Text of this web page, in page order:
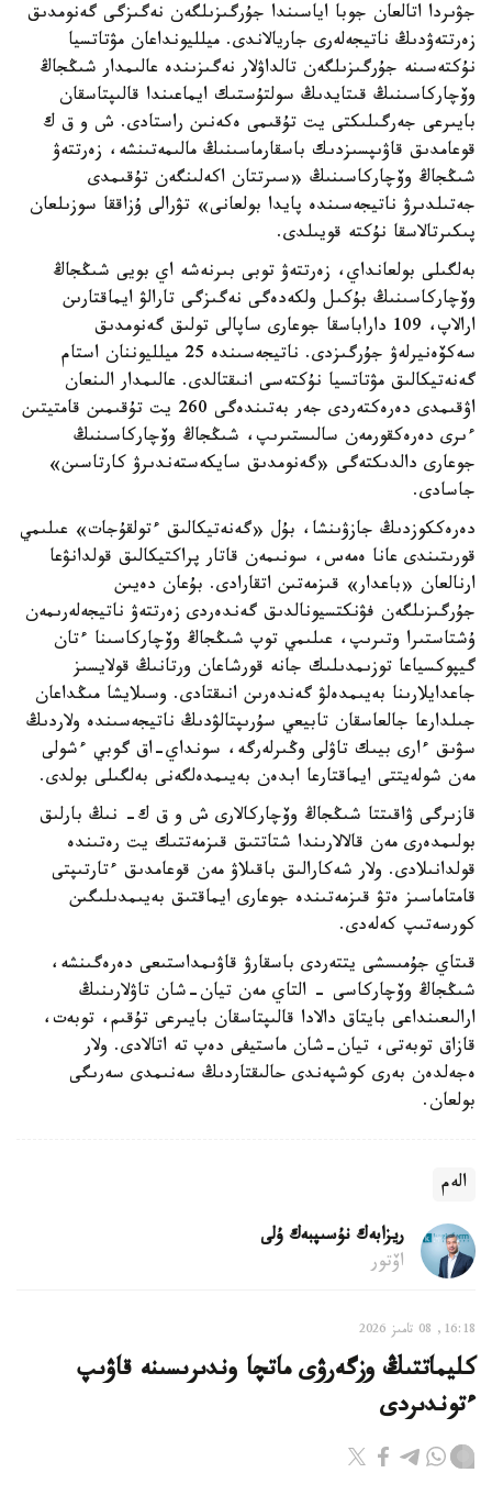
جۋىردا اتالعان جوبا اياسىندا جۇرگىزىلگەن نەگىزگى گەنومدىق
زەرتتەۋدىڭ ناتيجەلەرى جاريالاندى. ميلليونداعان مۋتاتسيا
نۇكتەسىنە جۇرگىزىلگەن تالداۋلار نەگىزىندە عالىمدار شىڭجاڭ
وۆچاركاسىنىڭ قىتايدىڭ سولتۇستىك ايماعىندا قالىپتاسقان
بايىرعى جەرگىلىكتى يت تۇقىمى ەكەنىن راستادى. ش و ق ك
قوعامدىق قاۋىپسىزدىك باسقارماسىنىڭ مالىمەتىنشە، زەرتتەۋ
شىڭجاڭ وۆچاركاسىنىڭ «سىرتتان اكەلىنگەن تۇقىمدى
جەتىلدىرۋ ناتيجەسىندە پايدا بولعانى» تۋرالى ۇزاققا سوزىلعان
پىكىرتالاسقا نۇكتە قويىلدى.
بەلگىلى بولعانداي، زەرتتەۋ توبى بىرنەشە اي بويى شىڭجاڭ
وۆچاركاسىنىڭ بۇكىل ولكەدەگى نەگىزگى تارالۋ ايماقتارىن
ارالاپ، 109 داراباسقا جوعارى ساپالى تولىق گەنومدىق
سەكۆەنيرلەۋ جۇرگىزدى. ناتيجەسىندە 25 ميلليوننان استام
گەنەتيكالىق مۋتاتسيا نۇكتەسى انىقتالدى. عالىمدار الىنعان
اۋقىمدى دەرەكتەردى جەر بەتىندەگى 260 يت تۇقىمىن قامتيتىن
ءىرى دەرەكقورمەن سالىستىرىپ، شىڭجاڭ وۆچاركاسىنىڭ
جوعارى دالدىكتەگى «گەنومدىق سايكەستەندىرۋ كارتاسىن»
جاسادى.
دەرەككوزدىڭ جازۋىنشا، بۇل «گەنەتيكالىق ءتولقۇجات» عىلىمي
قورىتىندى عانا ەمەس، سونىمەن قاتار پراكتيكالىق قولدانۋعا
ارنالعان «باعدار» قىزمەتىن اتقارادى. بۇعان دەيىن
جۇرگىزىلگەن فۋنكتسيونالدىق گەندەردى زەرتتەۋ ناتيجەلەرىمەن
ۇشتاستىرا وتىرىپ، عىلىمي توپ شىڭجاڭ وۆچاركاسىنا ءتان
گيپوكسياعا توزىمدىلىك جانە قورشاعان ورتانىڭ قولايسىز
جاعدايلارىنا بەيىمدەلۋ گەندەرىن انىقتادى. وسىلايشا مىڭداعان
جىلدارعا جالعاسقان تابيعي سۇرىپتالۋدىڭ ناتيجەسىندە ولاردىڭ
سۋىق ءارى بيىك تاۋلى وڭىرلەرگە، سونداي-اق گوبي ءشولى
مەن شولەيتتى ايماقتارعا ابدەن بەيىمدەلگەنى بەلگىلى بولدى.
قازىرگى ۋاقىتتا شىڭجاڭ وۆچاركالارى ش و ق ك- نىڭ بارلىق
بولىمدەرى مەن قالالارىندا شتاتتىق قىزمەتتىك يت رەتىندە
قولدانىلادى. ولار شەكارالىق باقىلاۋ مەن قوعامدىق ءتارتىپتى
قامتاماسىز ەتۋ قىزمەتىندە جوعارى ايماقتىق بەيىمدىلىگىن
كورسەتىپ كەلەدى.
قىتاي جۇمىسشى يتتەردى باسقارۋ قاۋىمداستىعى دەرەگىنشە،
شىڭجاڭ وۆچاركاسى - التاي مەن تيان-شان تاۋلارىنىڭ
ارالىعىنداعى بايتاق دالادا قالىپتاسقان بايىرعى تۇقىم، توبەت،
قازاق توبەتى، تيان-شان ماستيفى دەپ تە اتالادى. ولار
ەجەلدەن بەرى كوشپەندى حالىقتاردىڭ سەنىمدى سەرىگى
بولعان.
الەم
ريزابەك نۇسىپبەك ۇلى
اۆتور
16:18, 08 تامىز 2026
كليماتتىڭ وزگەرۋى ماتچا وندىرىسىنە قاۋىپ
ءتوندىردى